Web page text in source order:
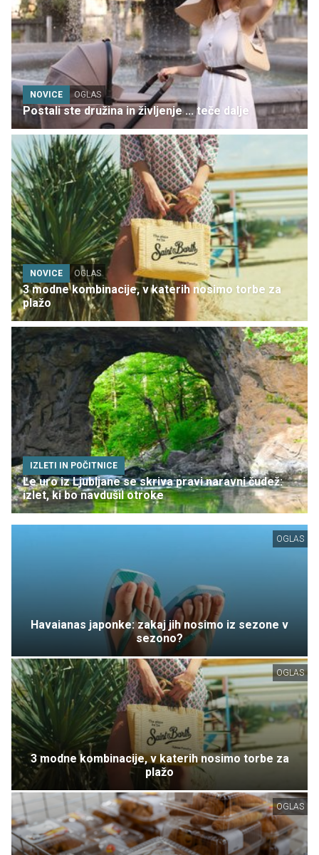
NOVICE OGLAS
Postali ste družina in življenje ... teče dalje
NOVICE OGLAS
3 modne kombinacije, v katerih nosimo torbe za
plažo
IZLETI IN POČITNICE
Le uro iz Ljubljane se skriva pravi naravni čudež:
izlet, ki bo navdušil otroke
OGLAS
Havaianas japonke: zakaj jih nosimo iz sezone v
sezono?
OGLAS
3 modne kombinacije, v katerih nosimo torbe za
plažo
OGLAS